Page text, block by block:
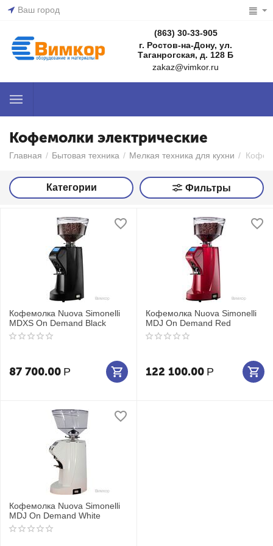
Ваш город
(863) 30-33-905
г. Ростов-на-Дону, ул.
Таганрогская, д. 128 Б
zakaz@vimkor.ru
Кофемолки электрические
Главная / Бытовая техника / Мелкая техника для кухни /
Категории Фильтры
Кофемолка Nuova Simonelli
MDXS On Demand Black
87 700.00 Р
Кофемолка Nuova Simonelli
MDJ On Demand Red
122 100.00 Р
Кофемолка Nuova Simonelli
MDJ On Demand White